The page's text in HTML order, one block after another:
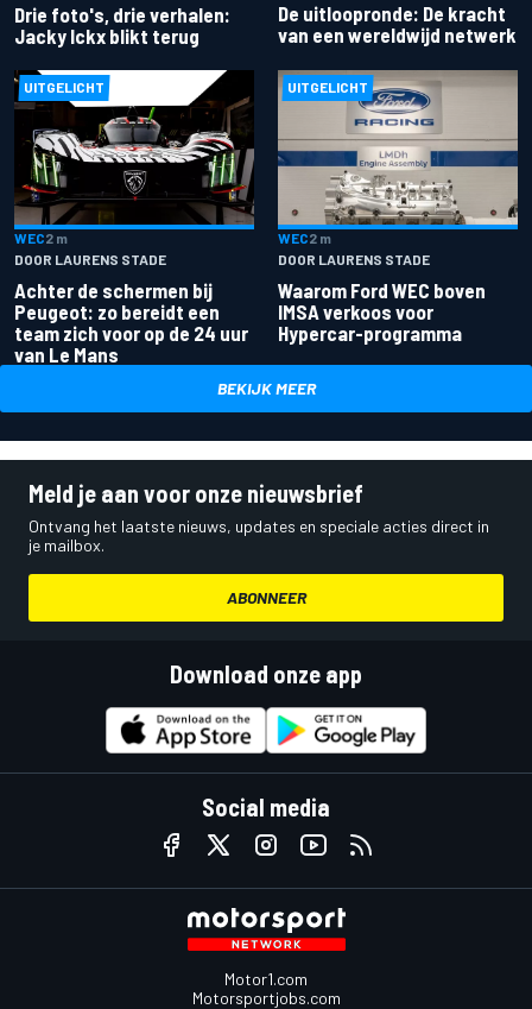
Drie foto's, drie verhalen:
Jacky Ickx blikt terug
De uitloopronde: De kracht
van een wereldwijd netwerk
UITGELICHT
WEC2 m
DOOR LAURENS STADE
Achter de schermen bij
Peugeot: zo bereidt een
team zich voor op de 24 uur
van Le Mans
UITGELICHT
WEC2 m
DOOR LAURENS STADE
Waarom Ford WEC boven
IMSA verkoos voor
Hypercar-programma
BEKIJK MEER
Meld je aan voor onze nieuwsbrief
Ontvang het laatste nieuws, updates en speciale acties direct in
je mailbox.
ABONNEER
Download onze app
Social media
Motor1.com
Motorsportjobs.com